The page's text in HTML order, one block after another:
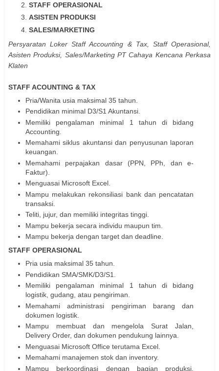
STAFF OPERASIONAL
ASISTEN PRODUKSI
SALES/MARKETING
Persyaratan Loker Staff Accounting & Tax, Staff Operasional,
Asisten Produksi, Sales/Marketing PT Cahaya Kencana Perkasa
Klaten
STAFF ACOUNTING & TAX
Pria/Wanita usia maksimal 35 tahun.
Pendidikan minimal D3/S1 Akuntansi.
Memiliki pengalaman minimal 1 tahun di bidang
Accounting.
Memahami siklus akuntansi dan penyusunan laporan
keuangan.
Memahami perpajakan dasar (PPN, PPh, dan e-
Faktur).
Menguasai Microsoft Excel.
Mampu melakukan rekonsiliasi bank dan pencatatan
transaksi.
Teliti, jujur, dan memiliki integritas tinggi.
Mampu bekerja secara individu maupun tim.
Mampu bekerja dengan target dan deadline.
STAFF OPERASIONAL
Pria usia maksimal 35 tahun.
Pendidikan SMA/SMK/D3/S1.
Memiliki pengalaman minimal 1 tahun di bidang
logistik, gudang, atau pengiriman.
Memahami administrasi pengiriman barang dan
dokumen logistik.
Mampu membuat dan mengelola Surat Jalan,
Delivery Order, dan dokumen pendukung lainnya.
Menguasai Microsoft Office terutama Excel.
Memahami manajemen stok dan inventory.
Mampu berkoordinasi dengan bagian produksi,